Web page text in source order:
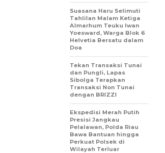
Suasana Haru Selimuti
Tahlilan Malam Ketiga
Almarhum Teuku Iwan
Yoesward, Warga Blok 6
Helvetia Bersatu dalam
Doa
Tekan Transaksi Tunai
dan Pungli, Lapas
Sibolga Terapkan
Transaksi Non Tunai
dengan BRIZZI
Ekspedisi Merah Putih
Presisi Jangkau
Pelalawan, Polda Riau
Bawa Bantuan hingga
Perkuat Polsek di
Wilayah Terluar